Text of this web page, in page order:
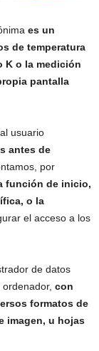
es un
de temperatura
K o la medición
pantalla
usuario
antes de
por
función de inicio,
o la
el acceso a los
de datos
con
formatos de
imagen, u hojas